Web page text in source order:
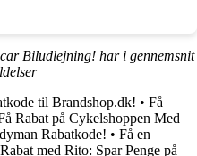
Biludlejning! har i gennemsnit
til Brandshop.dk! • Få
Rabat på Cykelshoppen Med
Rabatkode! • Få en
med Rito: Spar Penge på